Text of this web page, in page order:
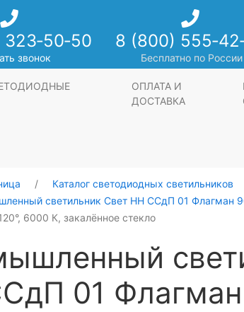
звонок
8 (800)
Бесплатно по России
ОПЛАТА И
ДОСТАВКА
Каталог светодиодных светильников
светильник Свет НН ССдП 01 Флагман
6000 К, закалённое стекло
01